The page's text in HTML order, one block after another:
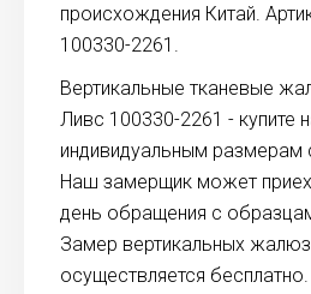
происхождения Китай.
100330-2261.
Вертикальные тканевые
Ливс 100330-2261 - купите
индивидуальным
Наш замерщик может
день обращения с
Замер вертикальных
осуществляется бесплатно.